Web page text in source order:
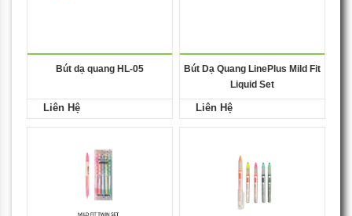
Bút dạ quang HL-05
Liên Hệ
Bút Dạ Quang LinePlus Mild Fit
Liquid Set
Liên Hệ